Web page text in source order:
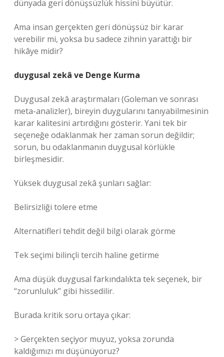
dünyada geri dönüşsüzlük hissini büyütür.
Ama insan gerçekten geri dönüşsüz bir karar
verebilir mi, yoksa bu sadece zihnin yarattığı bir
hikâye midir?
duygusal zekâ ve Denge Kurma
Duygusal zekâ araştırmaları (Goleman ve sonrası
meta-analizler), bireyin duygularını tanıyabilmesinin
karar kalitesini artırdığını gösterir. Yani tek bir
seçeneğe odaklanmak her zaman sorun değildir;
sorun, bu odaklanmanın duygusal körlükle
birleşmesidir.
Yüksek duygusal zekâ şunları sağlar:
Belirsizliği tolere etme
Alternatifleri tehdit değil bilgi olarak görme
Tek seçimi bilinçli tercih haline getirme
Ama düşük duygusal farkındalıkta tek seçenek, bir
“zorunluluk” gibi hissedilir.
Burada kritik soru ortaya çıkar:
> Gerçekten seçiyor muyuz, yoksa zorunda
kaldığımızı mı düşünüyoruz?